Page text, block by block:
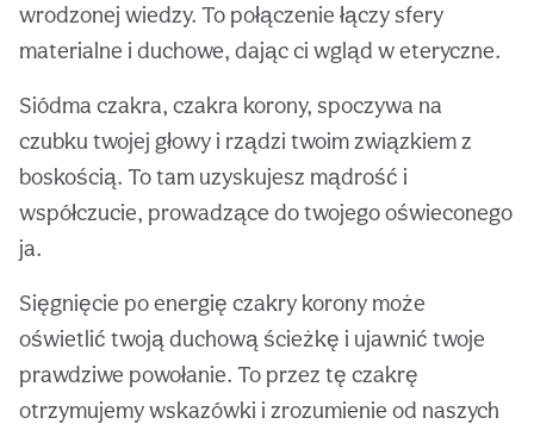
wrodzonej wiedzy. To połączenie łączy sfery
materialne i duchowe, dając ci wgląd w eteryczne.
Siódma czakra, czakra korony, spoczywa na
czubku twojej głowy i rządzi twoim związkiem z
boskością. To tam uzyskujesz mądrość i
współczucie, prowadzące do twojego oświeconego
ja.
Sięgnięcie po energię czakry korony może
oświetlić twoją duchową ścieżkę i ujawnić twoje
prawdziwe powołanie. To przez tę czakrę
otrzymujemy wskazówki i zrozumienie od naszych